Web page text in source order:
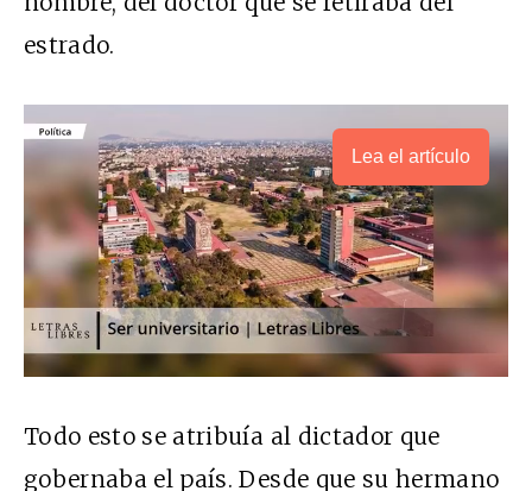
estrado.
Lea el artículo
Todo esto se atribuía al dictador que
gobernaba el país. Desde que su hermano